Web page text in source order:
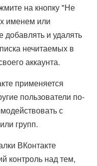
на кнопку "Не
именем или
и удалять
нечитаемых в
аккаунта.
применяется
пользователи по-
с
групп.
ВКонтакте
контроль над тем,